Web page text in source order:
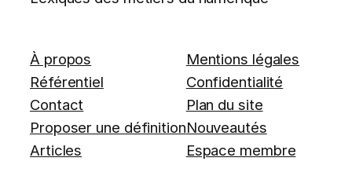
À propos
Référentiel
Contact
Proposer une définition
Articles
Mentions légales
Confidentialité
Plan du site
Nouveautés
Espace membre